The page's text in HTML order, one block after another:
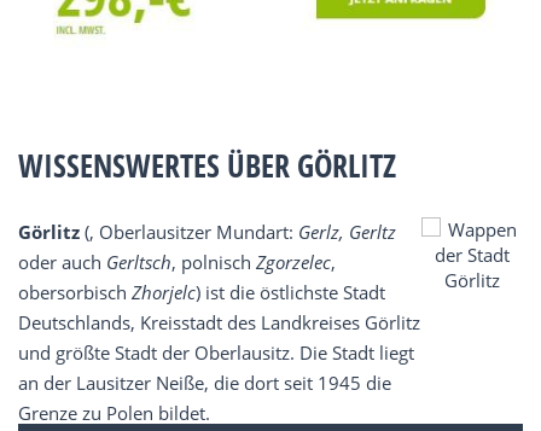
WISSENSWERTES ÜBER GÖRLITZ
Görlitz (, Oberlausitzer Mundart: Gerlz, Gerltz
oder auch Gerltsch, polnisch Zgorzelec,
obersorbisch Zhorjelc) ist die östlichste Stadt
Deutschlands, Kreisstadt des Landkreises Görlitz
und größte Stadt der Oberlausitz. Die Stadt liegt
an der Lausitzer Neiße, die dort seit 1945 die
Grenze zu Polen bildet.